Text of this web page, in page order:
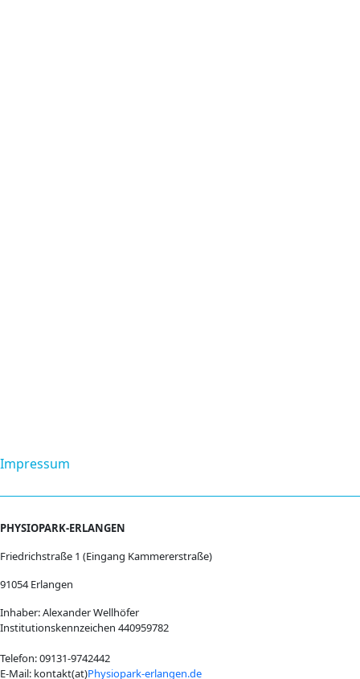
Impressum
PHYSIOPARK-ERLANGEN
Friedrichstraße 1 (Eingang Kammererstraße)
91054 Erlangen
Inhaber: Alexander Wellhöfer
Institutionskennzeichen 440959782
Telefon: 09131-9742442
E-Mail: kontakt(at)Physiopark-erlangen.de